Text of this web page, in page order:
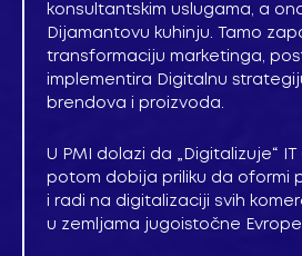
konsultantskim uslugama, a
Dijamantovu kuhinju. Tamo
transformaciju marketinga,
implementira Digitalnu
brendova i proizvoda.
U PMI dolazi da „Digitalizuje“
potom dobija priliku da oformi
i radi na digitalizaciji svih
u zemljama jugoistočne